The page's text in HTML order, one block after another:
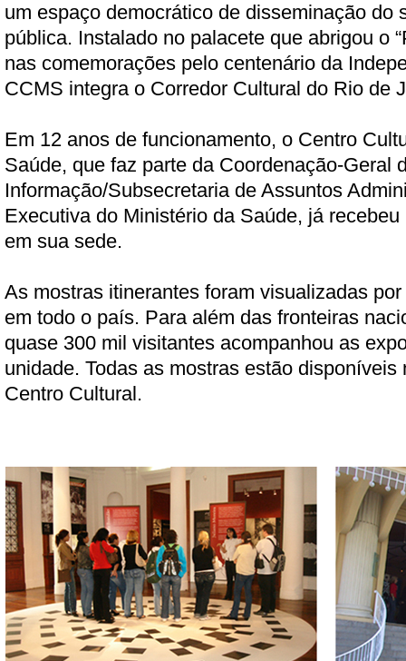
um espaço democrático de disseminação do
pública. Instalado no palacete que abrigou o
nas comemorações pelo centenário da
CCMS integra o Corredor Cultural do Rio de
Em 12 anos de funcionamento, o Centro
Saúde, que faz parte da Coordenação-Geral
Informação/Subsecretaria de Assuntos
Executiva do Ministério da Saúde, já
em sua sede.
As mostras itinerantes foram visualizadas
em todo o país. Para além das fronteiras
quase 300 mil visitantes acompanhou as
unidade. Todas as mostras estão disponíveis
Centro Cultural.